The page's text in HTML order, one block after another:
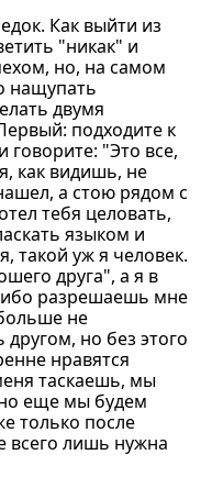
Как выйти из
"никак" и
но, на самом
нащупать
двумя
подходите к
говорите: "Это все,
как видишь, не
а стою рядом с
тебя целовать,
языком и
такой уж я человек.
друга", а я в
разрешаешь мне
не
другом, но без этого
нравятся
таскаешь, мы
еще мы будем
только после
всего лишь нужна